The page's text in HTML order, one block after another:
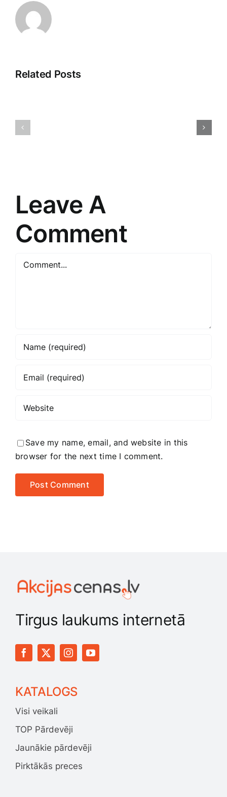
Related Posts
2025.
Leave A
Comment
Comment
Save my name, email, and website in this
browser for the next time I comment.
Tirgus laukums internetā
KATALOGS
Visi veikali
TOP Pārdevēji
Jaunākie pārdevēji
Pirktākās preces